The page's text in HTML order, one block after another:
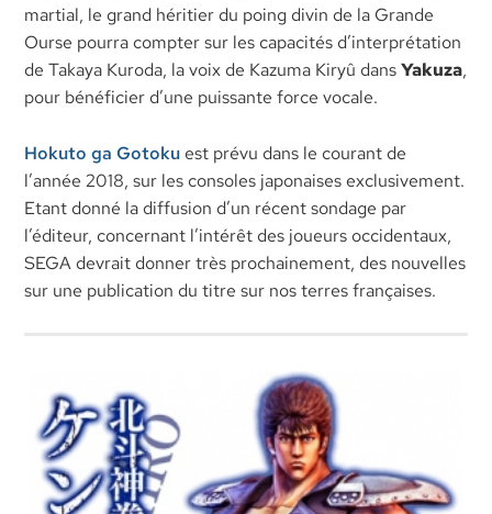
martial, le grand héritier du poing divin de la Grande
Ourse pourra compter sur les capacités d’interprétation
de Takaya Kuroda, la voix de Kazuma Kiryû dansYakuza,
pour bénéficier d’une puissante force vocale.
Hokuto ga Gotoku est prévu dans le courant de
l’année 2018, sur les consoles japonaises exclusivement.
Etant donné la diffusion d’un récent sondage par
l’éditeur, concernant l’intérêt des joueurs occidentaux,
SEGA devrait donner très prochainement, des nouvelles
sur une publication du titre sur nos terres françaises.